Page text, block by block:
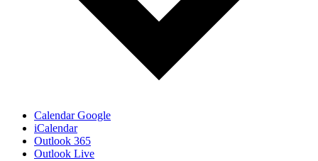
Calendar Google
iCalendar
Outlook 365
Outlook Live